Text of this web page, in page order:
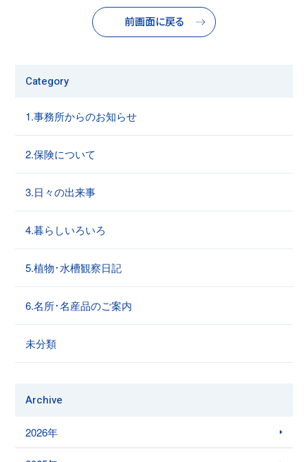
前画面に戻る
Category
1.事務所からのお知らせ
2.保険について
3.日々の出来事
4.暮らしいろいろ
5.植物･水槽観察日記
6.名所･名産品のご案内
未分類
Archive
2026年